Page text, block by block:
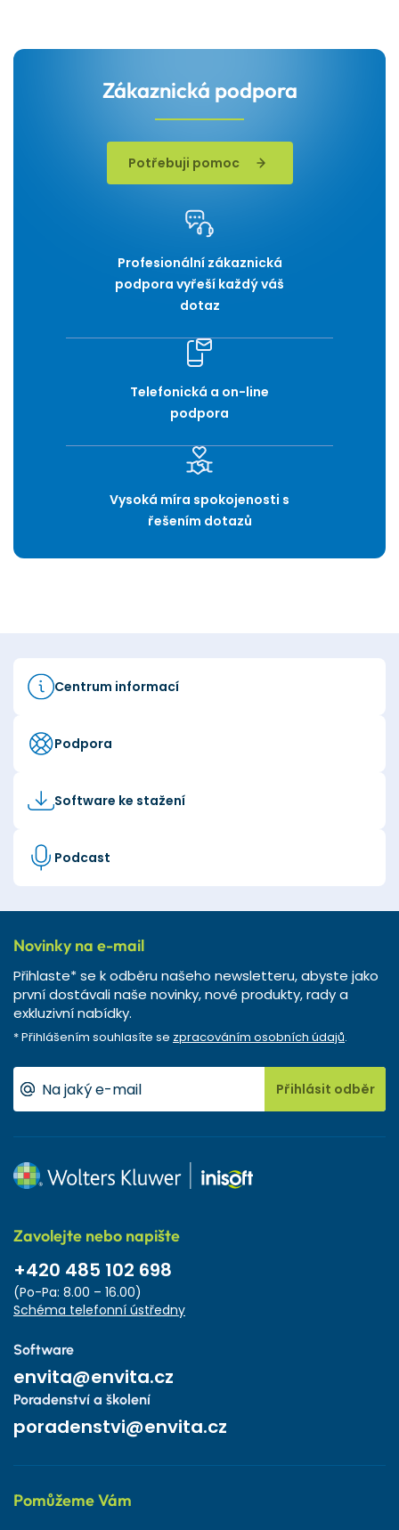
Zákaznická podpora
Potřebuji pomoc
Profesionální zákaznická
podpora vyřeší každý váš
dotaz
Telefonická a on-line
podpora
Vysoká míra spokojenosti s
řešením dotazů
Centrum informací
Podpora
Software ke stažení
Podcast
Novinky na e-mail
Přihlaste* se k odběru našeho newsletteru, abyste jako
první dostávali naše novinky, nové produkty, rady a
exkluzivní nabídky.
* Přihlášením souhlasíte se zpracováním osobních údajů.
Přihlásit odběr
Zavolejte nebo napište
+420 485 102 698
(Po-Pa: 8.00 – 16.00)
Schéma telefonní ústředny
Software
envita@envita.cz
Poradenství a školení
poradenstvi@envita.cz
Pomůžeme Vám